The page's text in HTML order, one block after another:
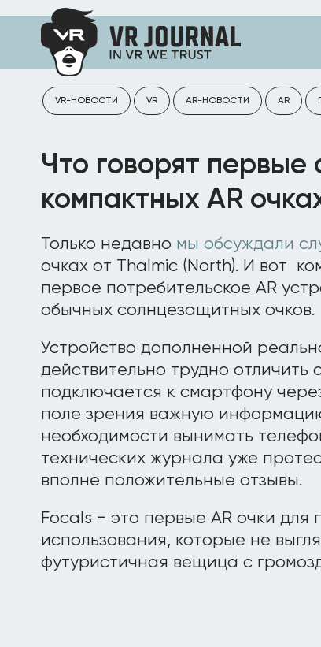
VR-НОВОСТИ VR AR-НОВОСТИ AR
Что говорят первые
компактных AR
Только недавно мы обсуждали
очках от Thalmic (North). И вот
первое потребительское AR
обычных солнцезащитных очков.
Устройство дополненной
действительно трудно отличить
подключается к смартфону
поле зрения важную
необходимости вынимать
технических журнала уже
вполне положительные отзывы.
Focals − это первые AR очки для
использования, которые не
футуристичная вещица с